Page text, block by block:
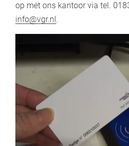
op met ons kantoor via tel.
info@vgr.nl.